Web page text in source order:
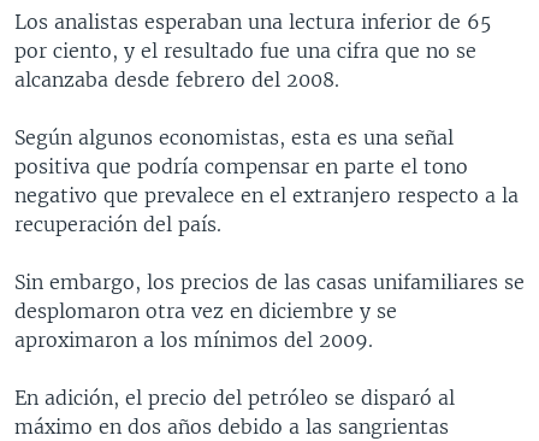
Los analistas esperaban una lectura inferior de 65
por ciento, y el resultado fue una cifra que no se
alcanzaba desde febrero del 2008.
Según algunos economistas, esta es una señal
positiva que podría compensar en parte el tono
negativo que prevalece en el extranjero respecto a la
recuperación del país.
Sin embargo, los precios de las casas unifamiliares se
desplomaron otra vez en diciembre y se
aproximaron a los mínimos del 2009.
En adición, el precio del petróleo se disparó al
máximo en dos años debido a las sangrientas